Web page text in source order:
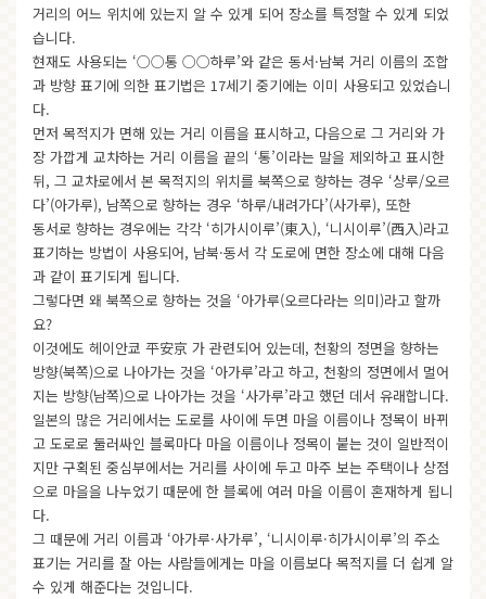
거리의 어느 위치에 있는지 알 수 있게 되어 장소를 특정할 수 있게 되었
습니다.
현재도 사용되는 ‘○○통 ○○하루’와 같은 동서·남북 거리 이름의 조합
과 방향 표기에 의한 표기법은 17세기 중기에는 이미 사용되고 있었습니
다.
먼저 목적지가 면해 있는 거리 이름을 표시하고, 다음으로 그 거리와 가
장 가깝게 교차하는 거리 이름을 끝의 ‘통’이라는 말을 제외하고 표시한
뒤, 그 교차로에서 본 목적지의 위치를 북쪽으로 향하는 경우 ‘상루/오르
다’(아가루), 남쪽으로 향하는 경우 ‘하루/내려가다’(사가루), 또한
동서로 향하는 경우에는 각각 ‘히가시이루’(東入), ‘니시이루’(西入)라고
표기하는 방법이 사용되어, 남북·동서 각 도로에 면한 장소에 대해 다음
과 같이 표기되게 됩니다.
그렇다면 왜 북쪽으로 향하는 것을 ‘아가루(오르다라는 의미)라고 할까
요?
이것에도 헤이안쿄 平安京 가 관련되어 있는데, 천황의 정면을 향하는
방향(북쪽)으로 나아가는 것을 ‘아가루’라고 하고, 천황의 정면에서 멀어
지는 방향(남쪽)으로 나아가는 것을 ‘사가루’라고 했던 데서 유래합니다.
일본의 많은 거리에서는 도로를 사이에 두면 마을 이름이나 정목이 바뀌
고 도로로 둘러싸인 블록마다 마을 이름이나 정목이 붙는 것이 일반적이
지만 구획된 중심부에서는 거리를 사이에 두고 마주 보는 주택이나 상점
으로 마을을 나누었기 때문에 한 블록에 여러 마을 이름이 혼재하게 됩니
다.
그 때문에 거리 이름과 ‘아가루·사가루’, ‘니시이루·히가시이루’의 주소
표기는 거리를 잘 아는 사람들에게는 마을 이름보다 목적지를 더 쉽게 알
수 있게 해준다는 것입니다.